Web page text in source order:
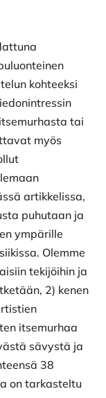
kohteeksi
tai
myös
artikkelissa,
puhutaan ja
ympärille
Olemme
tekijöihin ja
2) kenen
itsemurhaa
sävystä ja
38
on tarkasteltu